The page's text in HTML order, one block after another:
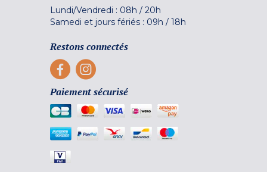
Lundi/Vendredi : 08h / 20h
Samedi et jours fériés : 09h / 18h
Restons connectés
Paiement sécurisé